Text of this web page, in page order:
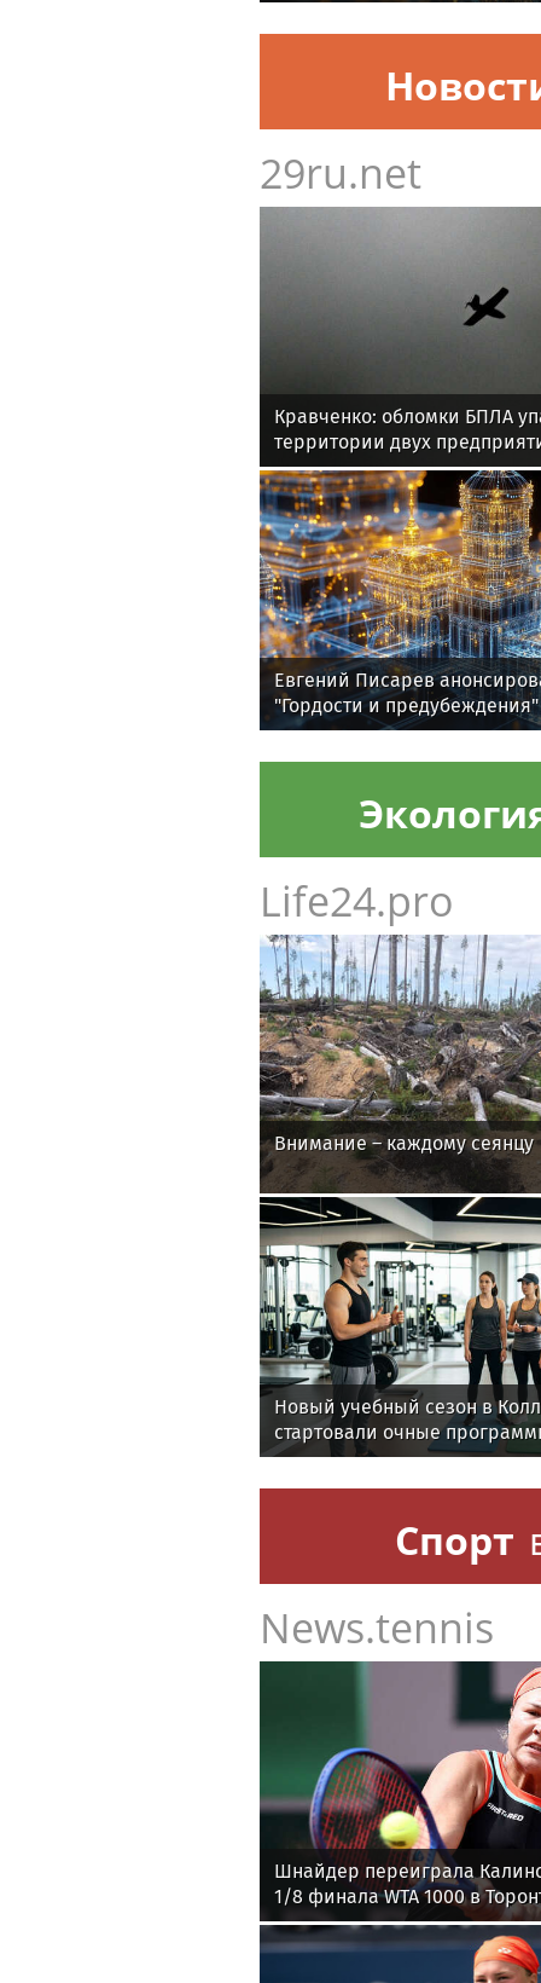
29ru.net
Кравченко: обломки БПЛА
территории двух
Евгений Писарев
"Гордости и предубеждения"
Life24.pro
Внимание – каждому сеянцу
Новый учебный сезон в
стартовали очные
фитнес-тренеров и
здоровья
Спорт
News.tennis
Шнайдер переиграла
1/8 финала WTA 1000 в